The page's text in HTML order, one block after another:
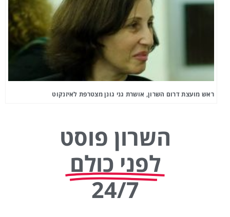
ראש מועצת דרום השרון, אושרת גני גונן מצטרפת לאיזנקוט
השרון פוסט
לפני כולם
24/7